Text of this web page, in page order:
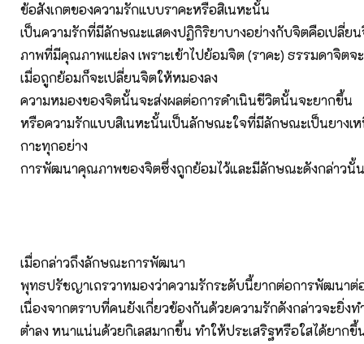
ข้อสังเกตของความรักแบบราคะหรือสิเนหะนั้น
เป็นความรักที่มีลักษณะแสดงปฏิกิริยาบางอย่างกับจิตคือเปลี่ย
ภาพที่มีคุณภาพแย่ลง เพราะเข้าไปย้อมจิต (ราคะ) ธรรมดาจิตจ
เมื่อถูกย้อมก็จะเปลี่ยนจิตให้หมองลง
ความหมองของจิตนั้นจะส่งผลต่อการดำเนินชีวิตนั้นจะยากขึ้น
หรือความรักแบบสิเนหะนั้นเป็นลักษณะใจที่มีลักษณะเป็นยางเ
กาะทุกอย่าง
การพัฒนาคุณภาพของจิตซึ่งถูกย้อมไว้และมีลักษณะดังกล่าวนั้
เมื่อกล่าวถึงลักษณะการพัฒนา
พุทธปรัชญาเถรวาทมองว่าความรักระดับนี้ยากต่อการพัฒนาต่
เนื่องจากตราบที่คนยังเกี่ยวข้องกันด้วยความรักดังกล่าวจะยิ่ง
ต่ำลง หนาแน่นด้วยกิเลสมากขึ้น ทำให้ประเสริฐหรือใสได้ยากขึ้